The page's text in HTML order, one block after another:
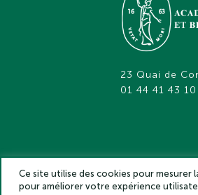
23 Quai de
01 44 41 43 10
Ce site utilise des cookies pour
pour améliorer votre expérience